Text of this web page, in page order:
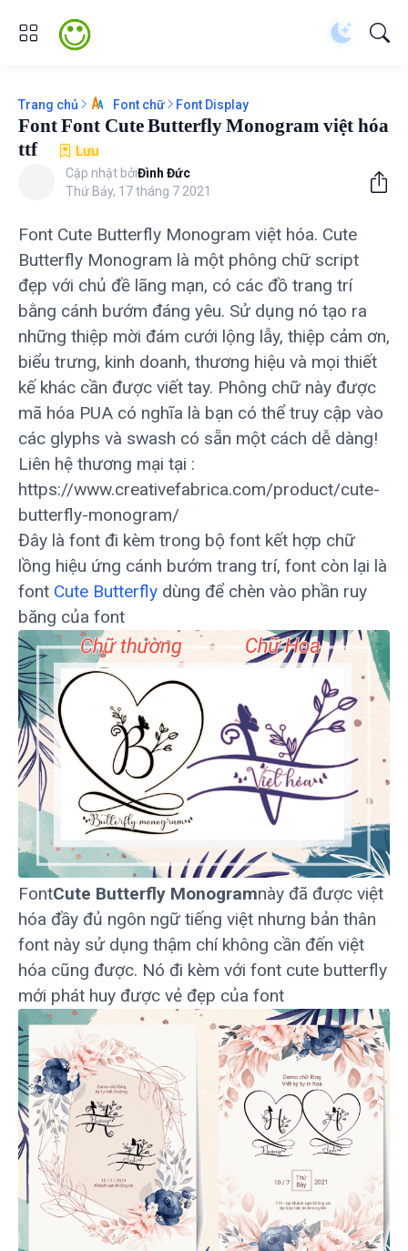
Trang chủ Font chữ Font Display
Font Font Cute Butterfly Monogram việt hóa
ttf
Lưu
Cập nhật bởiĐình Đức
Thứ Bảy, 17 tháng 7 2021
Font Cute Butterfly Monogram việt hóa. Cute
Butterfly Monogram là một phông chữ script
đẹp với chủ đề lãng mạn, có các đồ trang trí
bằng cánh bướm đáng yêu. Sử dụng nó tạo ra
những thiệp mời đám cưới lộng lẫy, thiệp cảm ơn,
biểu trưng, kinh doanh, thương hiệu và mọi thiết
kế khác cần được viết tay. Phông chữ này được
mã hóa PUA có nghĩa là bạn có thể truy cập vào
các glyphs và swash có sẵn một cách dễ dàng!
Liên hệ thương mại tại :
https://www.creativefabrica.com/product/cute-
butterfly-monogram/
Đây là font đi kèm trong bộ font kết hợp chữ
lồng hiệu ứng cánh bướm trang trí, font còn lại là
font Cute Butterfly dùng để chèn vào phần ruy
băng của font
FontCute Butterfly Monogramnày đã được việt
hóa đầy đủ ngôn ngữ tiếng việt nhưng bản thân
font này sử dụng thậm chí không cần đến việt
hóa cũng được. Nó đi kèm với font cute butterfly
mới phát huy được vẻ đẹp của font